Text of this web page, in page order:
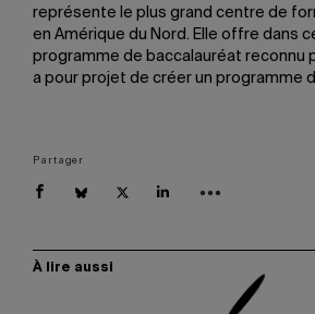
représente le plus grand centre de
en Amérique du Nord. Elle offre dans
programme de baccalauréat reconnu
a pour projet de créer un programme
Partager
À lire aussi